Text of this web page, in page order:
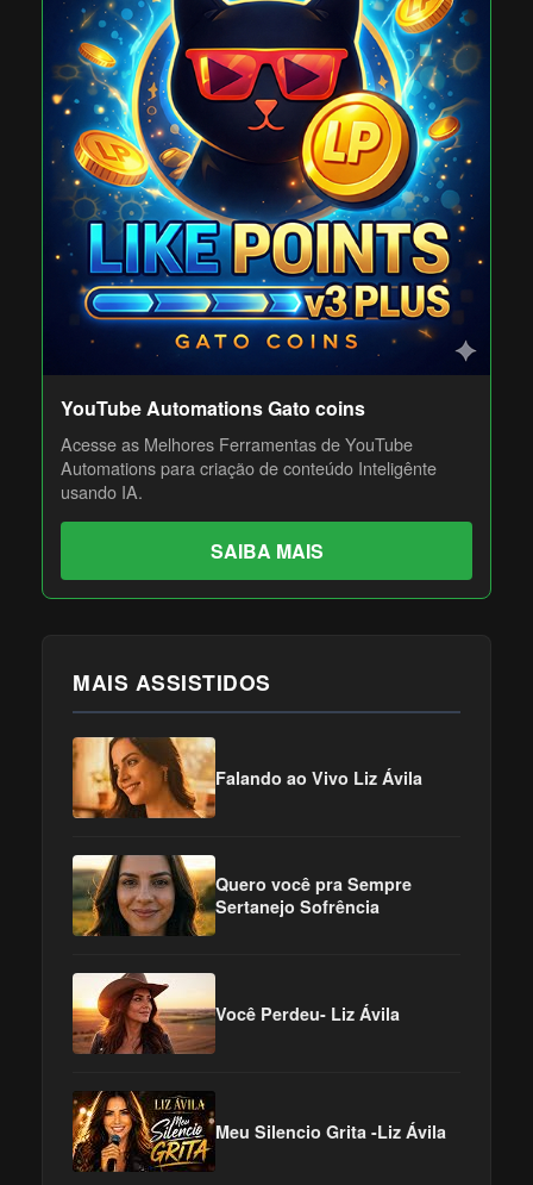
YouTube Automations Gato coins
Acesse as Melhores Ferramentas de YouTube
Automations para criação de conteúdo Inteligênte
usando IA.
SAIBA MAIS
MAIS ASSISTIDOS
Falando ao Vivo Liz Ávila
Quero você pra Sempre
Sertanejo Sofrência
Você Perdeu- Liz Ávila
Meu Silencio Grita -Liz Ávila